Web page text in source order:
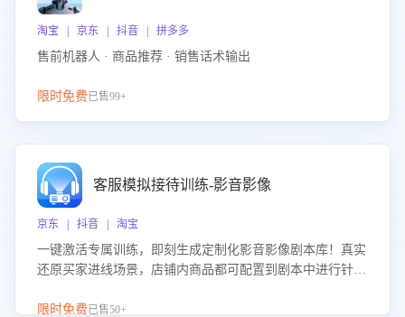
淘宝 | 京东 | 抖音 | 拼多多
售前机器人 · 商品推荐 · 销售话术输出
限时免费已售99+
客服模拟接待训练-影音影像
京东 | 抖音 | 淘宝
一键激活专属训练，即刻生成定制化影音影像剧本库！真实
还原买家进线场景，店铺内商品都可配置到剧本中进行针对
击 “立即开通”，快速获取影音影像类目剧本，一键开启客服
限时免费已售50+